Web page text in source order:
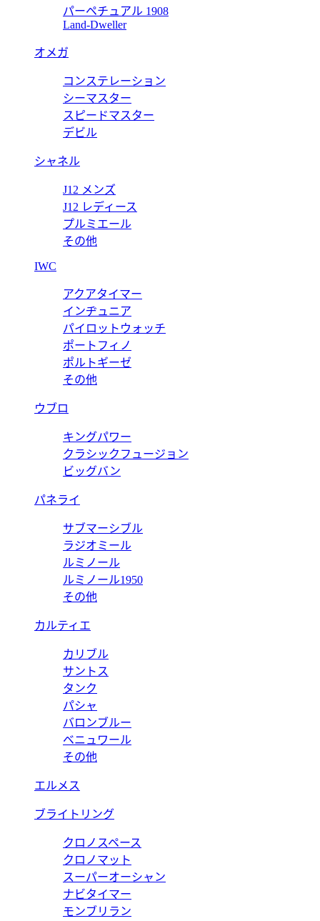
パーペチュアル 1908
Land-Dweller
オメガ
コンステレーション
シーマスター
スピードマスター
デビル
シャネル
J12 メンズ
J12 レディース
プルミエール
その他
IWC
アクアタイマー
インヂュニア
パイロットウォッチ
ポートフィノ
ポルトギーゼ
その他
ウブロ
キングパワー
クラシックフュージョン
ビッグバン
パネライ
サブマーシブル
ラジオミール
ルミノール
ルミノール1950
その他
カルティエ
カリブル
サントス
タンク
パシャ
バロンブルー
ベニュワール
その他
エルメス
ブライトリング
クロノスペース
クロノマット
スーパーオーシャン
ナビタイマー
モンブリラン